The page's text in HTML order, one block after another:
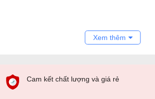
Xem thêm
Cam kết chất lượng và giá rẻ